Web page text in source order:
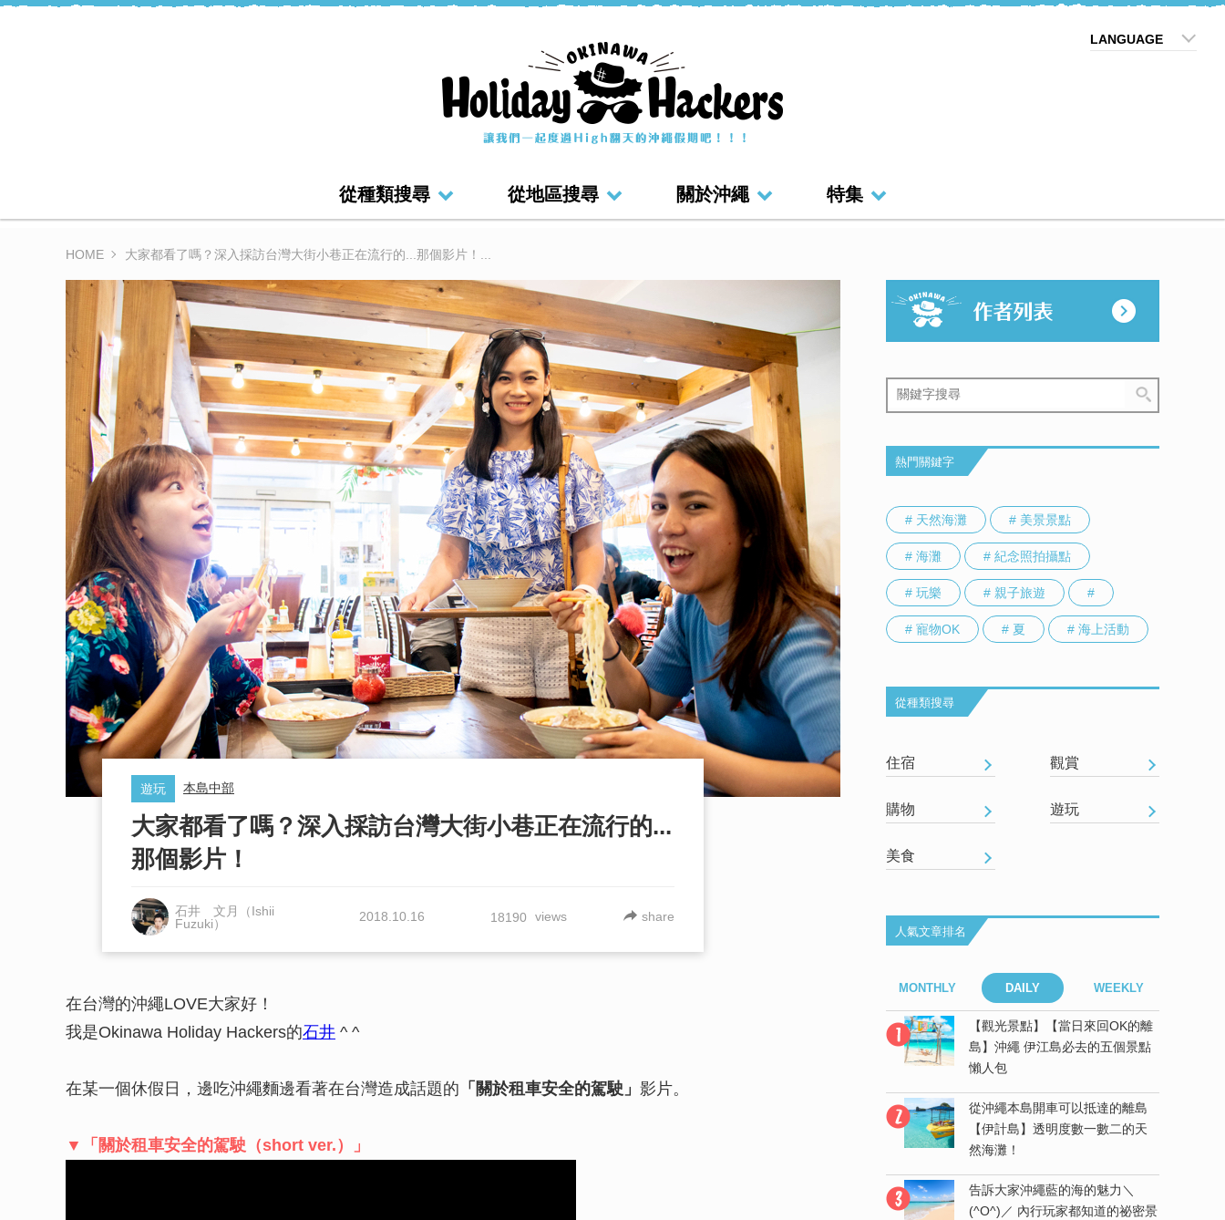
LANGUAGE
從種類搜尋 從地區搜尋 關於沖繩 特集
HOME 大家都看了嗎？深入採訪台灣大街小巷正在流行的...那個影片！...
遊玩 本島中部
大家都看了嗎？深入採訪台灣大街小巷正在流行的...
那個影片！
石井 文月（Ishii
Fuzuki）
2018.10.16 18190 views share
在台灣的沖繩LOVE大家好！
我是Okinawa Holiday Hackers的石井 ^ ^
在某一個休假日，邊吃沖繩麵邊看著在台灣造成話題的 「關於租車安全的駕駛」 影片。
▼「關於租車安全的駕駛（short ver.）」
熱門關鍵字
# 天然海灘 # 美景景點
# 海灘 # 紀念照拍攝點
# 玩樂 # 親子旅遊 #
# 寵物OK # 夏 # 海上活動
從種類搜尋
住宿 觀賞
購物 遊玩
美食
人氣文章排名
MONTHLY DAILY WEEKLY
【觀光景點】【當日來回OK的離
島】沖繩 伊江島必去的五個景點
懶人包
從沖繩本島開車可以抵達的離島
【伊計島】透明度數一數二的天
然海灘！
告訴大家沖繩藍的海的魅力＼
(^O^)／ 內行玩家都知道的祕密景